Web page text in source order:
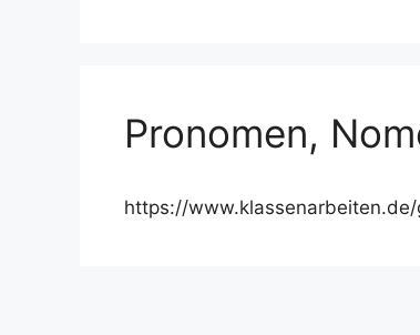
Pronomen,
https://